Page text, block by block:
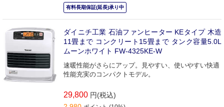
有料長期保証(延長)承り中
ダイニチ工業 石油ファンヒーター KEタイプ 木造
11畳まで コンクリート15畳まで タンク容量5.0L
ムーンホワイト FW-4325KE-W
速暖性能がさらにアップ。見やすい、使いやすい快適
性能充実のコンパクトモデル。
29,800 円(税込)